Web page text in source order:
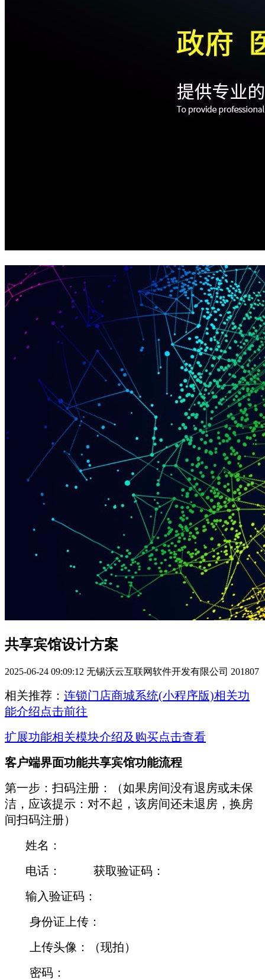
共享宾馆设计方案
2025-06-24 09:09:12 无锡沃云互联网软件开发有限公司 201807
相关推荐： 连锁门店商城系统(小程序版)相关功
能介绍点击前往
扩展功能相关模块介绍及购买点击查看
客户端界面功能共享宾馆功能流程
第一步：扫码注册：（如果房间没有退房或未保
洁，应该提示：对不起，该房间还未退房，换房
间扫码注册）
姓名：
电话： 获取验证码：
输入验证码：
身份证上传：
上传头像：（现拍）
密码：